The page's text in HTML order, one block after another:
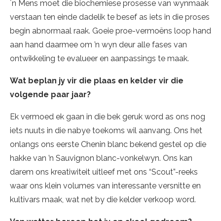
´n Mens moet die biochemiese prosesse van wynmaak
verstaan ten einde dadelik te besef as iets in die proses
begin abnormaal raak. Goeie proe-vermoëns loop hand
aan hand daarmee om ’n wyn deur alle fases van
ontwikkeling te evalueer en aanpassings te maak.
Wat beplan jy vir die plaas en kelder vir die
volgende paar jaar?
Ek vermoed ek gaan in die bek geruk word as ons nog
iets nuuts in die nabye toekoms wil aanvang. Ons het
onlangs ons eerste Chenin blanc bekend gestel op die
hakke van ’n Sauvignon blanc-vonkelwyn. Ons kan
darem ons kreatiwiteit uitleef met ons “Scout”-reeks
waar ons klein volumes van interessante versnitte en
kultivars maak, wat net by die kelder verkoop word.